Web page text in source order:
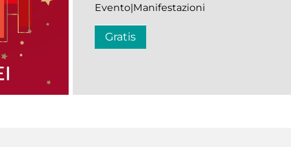
Evento|Manifestazioni
Gratis